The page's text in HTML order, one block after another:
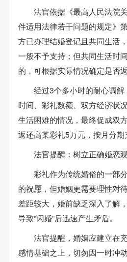
法官依据《最高人民法院
件适用法律若干问题的规定》
方已办理结婚登记且共同生活
一般不予支持；但共同生活时
的，可根据实际情况确定是否
经过3个多小时的耐心调
时间、彩礼数额、双方经济状
生活困难的情况，最终促成双
返还高某彩礼5万元，按月分期
法官提醒：树立正确婚恋
彩礼作为传统婚俗的一部
的祝愿，但婚姻更需要理性对
差距较大，婚前缺乏深入了解
导致“闪婚”后迅速产生矛盾。
法官提醒，婚姻应建立在
感情基础之上，切勿因一时冲